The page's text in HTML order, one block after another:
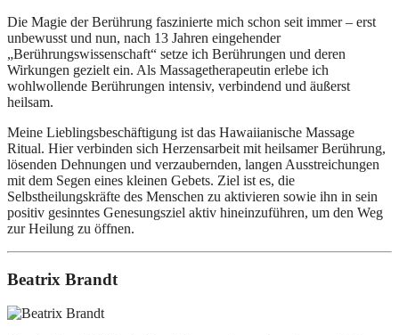
Die Magie der Berührung faszinierte mich schon seit immer – erst
unbewusst und nun, nach 13 Jahren eingehender
„Berührungswissenschaft“ setze ich Berührungen und deren
Wirkungen gezielt ein. Als Massagetherapeutin erlebe ich
wohlwollende Berührungen intensiv, verbindend und äußerst
heilsam.
Meine Lieblingsbeschäftigung ist das Hawaiianische Massage
Ritual. Hier verbinden sich Herzensarbeit mit heilsamer Berührung,
lösenden Dehnungen und verzaubernden, langen Ausstreichungen
mit dem Segen eines kleinen Gebets. Ziel ist es, die
Selbstheilungskräfte des Menschen zu aktivieren sowie ihn in sein
positiv gesinntes Genesungsziel aktiv hineinzuführen, um den Weg
zur Heilung zu öffnen.
Beatrix Brandt